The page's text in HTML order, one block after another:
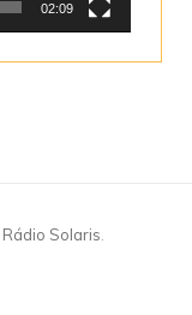
02:09
Rádio Solaris.